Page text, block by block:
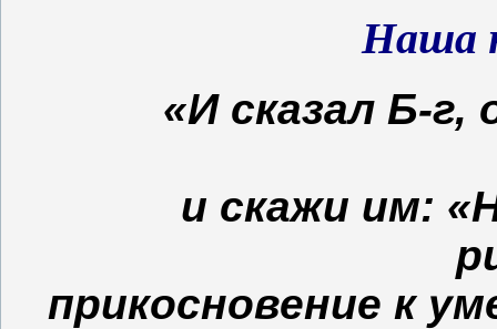
Наша
«И сказал Б-
и скажи им:
прикосновение к